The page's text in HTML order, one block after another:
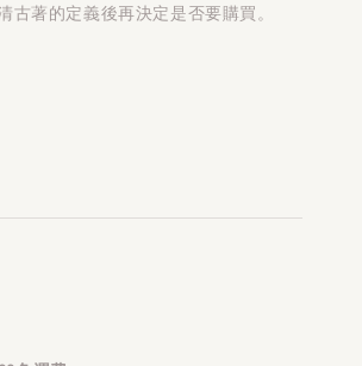
著的定義後再決定是否要購買。